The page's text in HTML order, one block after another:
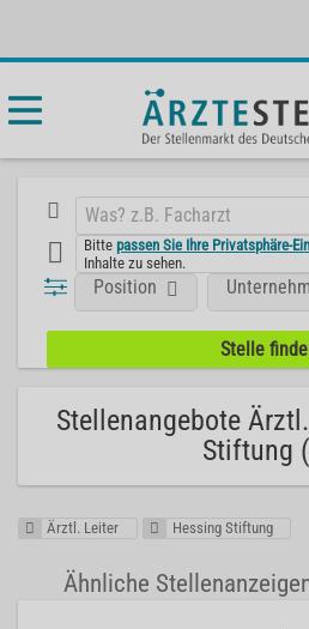
Bittepassen Sie Ihre Privatsphäre-
Inhalte zu sehen.
Position
Stellenangebote
Stiftung
Ärztl. Leiter Hessing Stiftung
Ähnliche